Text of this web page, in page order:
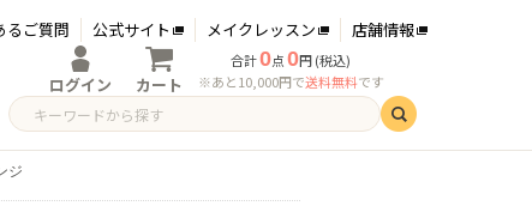
ログイン
ログイン
新規会員登録
カート
合計0点0円 (税込)
※あと10,000円で送料無料です
るご質問 公式サイト メイクレッスン 店舗情報
ジ